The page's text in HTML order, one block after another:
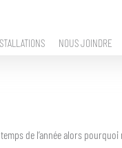
NOUS JOINDRE
de l’année alors